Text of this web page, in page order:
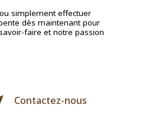
simplement effectuer
dès maintenant pour
faire et notre passion
Contactez-nous